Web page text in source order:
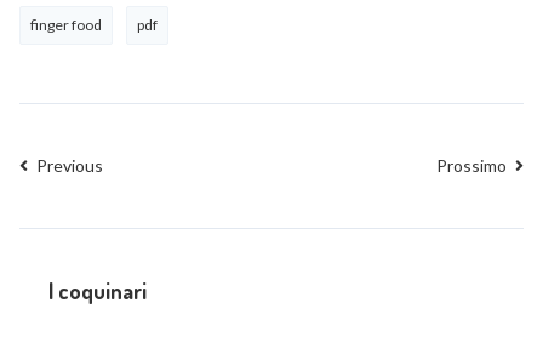
finger food pdf
Previous Prossimo
I coquinari